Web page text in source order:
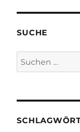
SUCHE
Suchen
nach: